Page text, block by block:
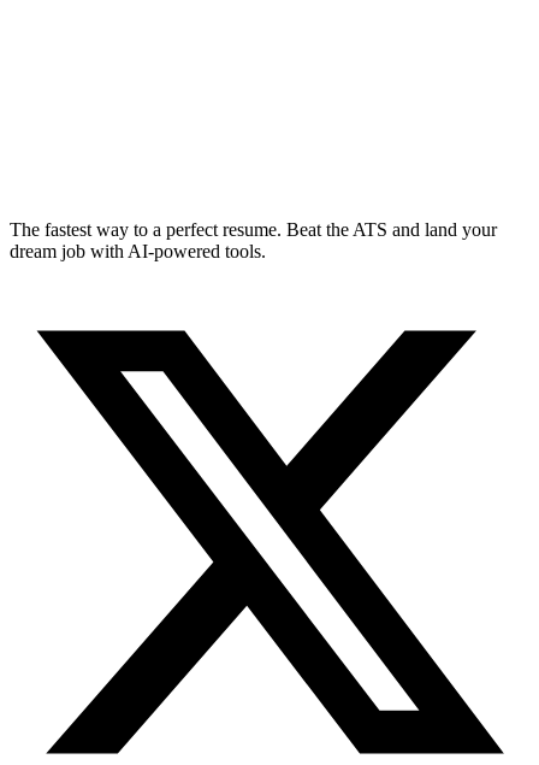
The fastest way to a perfect resume. Beat the ATS and land your
dream job with AI-powered tools.